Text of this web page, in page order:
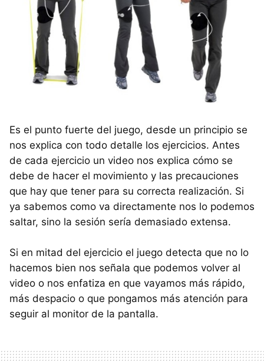
Es el punto fuerte del juego, desde un principio se
nos explica con todo detalle los ejercicios. Antes
de cada ejercicio un video nos explica cómo se
debe de hacer el movimiento y las precauciones
que hay que tener para su correcta realización. Si
ya sabemos como va directamente nos lo podemos
saltar, sino la sesión sería demasiado extensa.
Si en mitad del ejercicio el juego detecta que no lo
hacemos bien nos señala que podemos volver al
video o nos enfatiza en que vayamos más rápido,
más despacio o que pongamos más atención para
seguir al monitor de la pantalla.